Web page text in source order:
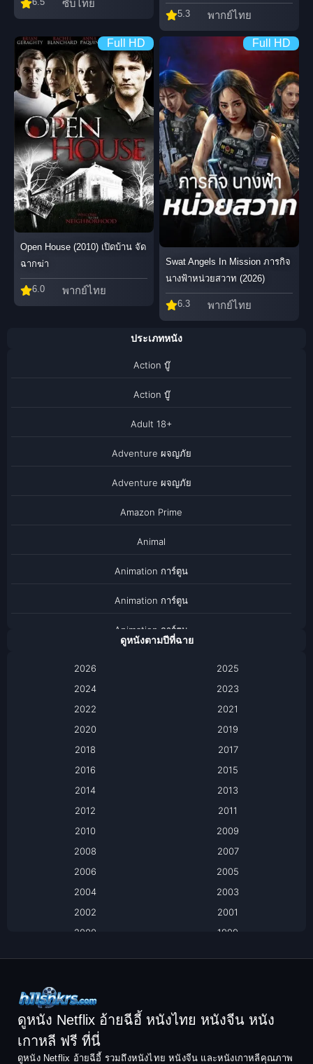
ซับไทย
5.3 พากย์ไทย
Full HD
Open House (2010) เปิดบ้าน จัด
ฉากฆ่า
6.0 พากย์ไทย
Full HD
Swat Angels In Mission ภารกิจ
นางฟ้าหน่วยสวาท (2026)
6.3 พากย์ไทย
ประเภทหนัง
Action บู๊
Action บู๊
Adult 18+
Adventure ผจญภัย
Adventure ผจญภัย
Amazon Prime
Animal
Animation การ์ตูน
Animation การ์ตูน
Animation การ์ตูน
Based on a True Story เรื่องจริง
Based on a True Story เรื่องจริง
Comedy ตลก
ดูหนังตามปีที่ฉาย
2026
2025
2024
2023
2022
2021
2020
2019
2018
2017
2016
2015
2014
2013
2012
2011
2010
2009
2008
2007
2006
2005
2004
2003
2002
2001
2000
1999
1994
1992
1991
1990
1988
1987
ดูหนัง Netflix อ้ายฉีอี้ หนังไทย หนังจีน หนัง
เกาหลี ฟรี ที่นี่
ดูหนัง Netflix อ้ายฉีอี้ รวมถึงหนังไทย หนังจีน และหนังเกาหลีคุณภาพ